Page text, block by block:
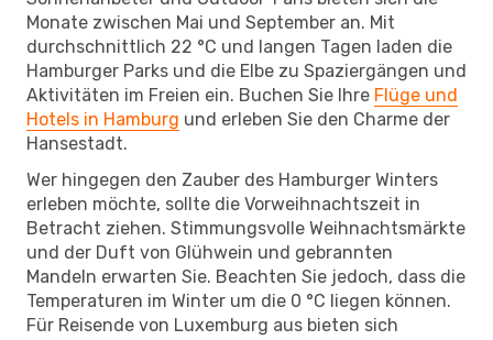
Monate zwischen Mai und September an. Mit
durchschnittlich 22 °C und langen Tagen laden die
Hamburger Parks und die Elbe zu Spaziergängen und
Aktivitäten im Freien ein. Buchen Sie Ihre Flüge und
Hotels in Hamburg und erleben Sie den Charme der
Hansestadt.
Wer hingegen den Zauber des Hamburger Winters
erleben möchte, sollte die Vorweihnachtszeit in
Betracht ziehen. Stimmungsvolle Weihnachtsmärkte
und der Duft von Glühwein und gebrannten
Mandeln erwarten Sie. Beachten Sie jedoch, dass die
Temperaturen im Winter um die 0 °C liegen können.
Für Reisende von Luxemburg aus bieten sich